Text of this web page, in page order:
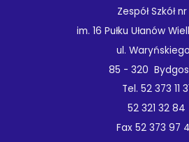
Zespół Szkół
im. 16 Pułku Ułanów
ul.
85 - 320
Tel. 52 373 11
52 321 32 84
Fax 52 373 97